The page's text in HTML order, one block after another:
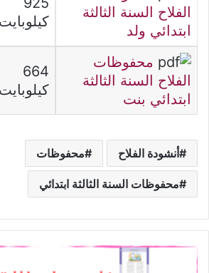
الفلاح السنة الثالثة
ابتدائي ولد
كيلوبايت
محفوظات
الفلاح السنة الثالثة
ابتدائي بنت
664
كيلوبايت
أنشودة الفلاح محفوظات
محفوظات السنة الثالثة ابتدائي
محفوظات
السنة